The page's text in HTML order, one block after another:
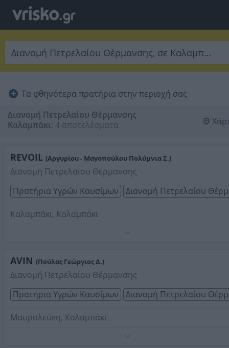
Τα φθηνότερα πρατήρια στην περιοχή σας
Διανομή Πετρελαίου Θέρμανσης
Καλαμπάκι: 4 αποτελέσματα
REVOIL (Αργυρίου - Μαγοπούλου Πολύμνια Σ.)
Διανομή Πετρελαίου Θέρμανσης
Πρατήρια Υγρών Καυσίμων
Διανομή Πετρελαίου
Καλαμπάκι, Καλαμπάκι
Καλαμπάκι
AVIN (Πούλας Γεώργιος Δ.)
Διανομή Πετρελαίου Θέρμανσης
Πρατήρια Υγρών Καυσίμων
Διανομή Πετρελαίου
Μαυρολεύκη, Καλαμπάκι